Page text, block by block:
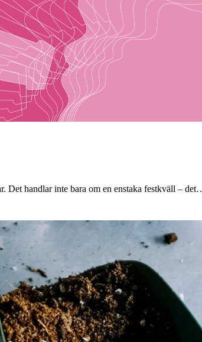
Det handlar inte bara om en enstaka festkväll –